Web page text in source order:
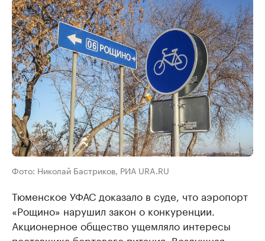
Фото: Николай Бастриков, РИА URA.RU
Тюменское УФАС доказало в суде, что аэропорт
«Рощино» нарушил закон о конкуренции.
Акционерное общество ущемляло интересы